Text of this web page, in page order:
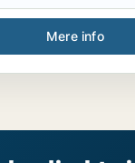
Mere info